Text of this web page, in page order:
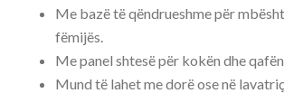
Me bazë të qëndrueshme për
fëmijës.
Me panel shtesë për kokën dhe
Mund të lahet me dorë ose në